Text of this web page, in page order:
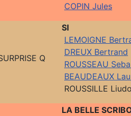
COPIN Jules
Q
SI
LEMOIGNE
DREUX Bertrand
ROUSSEAU
BEAUDEAUX
ROUSSILLE
LA BELLE